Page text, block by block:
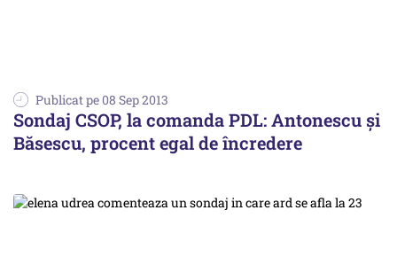
Publicat pe 08 Sep 2013
Sondaj CSOP, la comanda PDL: Antonescu şi
Băsescu, procent egal de încredere